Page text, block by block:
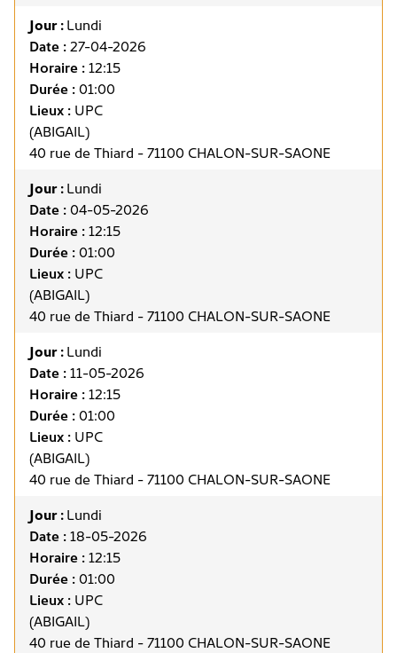
Jour :Lundi
Date :27-04-2026
Horaire :12:15
Durée :01:00
Lieux : UPC
(ABIGAIL)
40 rue de Thiard - 71100 CHALON-SUR-SAONE
Jour :Lundi
Date :04-05-2026
Horaire :12:15
Durée :01:00
Lieux : UPC
(ABIGAIL)
40 rue de Thiard - 71100 CHALON-SUR-SAONE
Jour :Lundi
Date :11-05-2026
Horaire :12:15
Durée :01:00
Lieux : UPC
(ABIGAIL)
40 rue de Thiard - 71100 CHALON-SUR-SAONE
Jour :Lundi
Date :18-05-2026
Horaire :12:15
Durée :01:00
Lieux : UPC
(ABIGAIL)
40 rue de Thiard - 71100 CHALON-SUR-SAONE